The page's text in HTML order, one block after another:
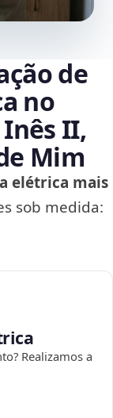
de
no
II,
Mim
elétrica mais
sob medida:
Realizamos a